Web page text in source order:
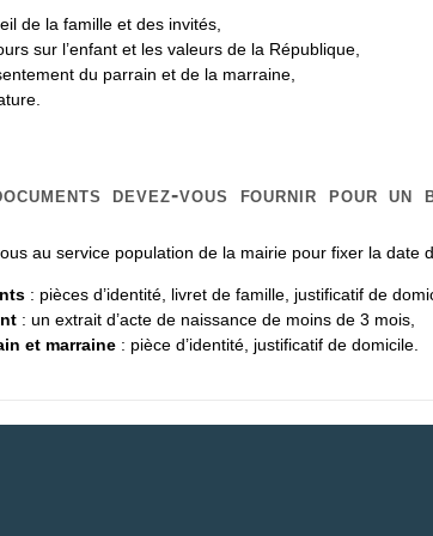
de la famille et des invités,
sur l’enfant et les valeurs de la République,
du parrain et de la marraine,
devez-vous fournir pour un
au service population de la mairie pour fixer la date
: pièces d’identité, livret de famille, justificatif de
: un extrait d’acte de naissance de moins de 3 mois,
et marraine : pièce d’identité, justificatif de domicile.